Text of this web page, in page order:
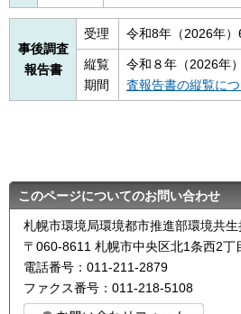
事後調査
報告書
受理 令和8年（2026年）
縦覧
期間
令和８年（2026年
査報告書の縦覧につ
このページについてのお問い合わせ
札幌市環境局環境都市推進部環境共
〒060-8611 札幌市中央区北1条西2丁
電話番号：011-211-2879
ファクス番号：011-218-5108